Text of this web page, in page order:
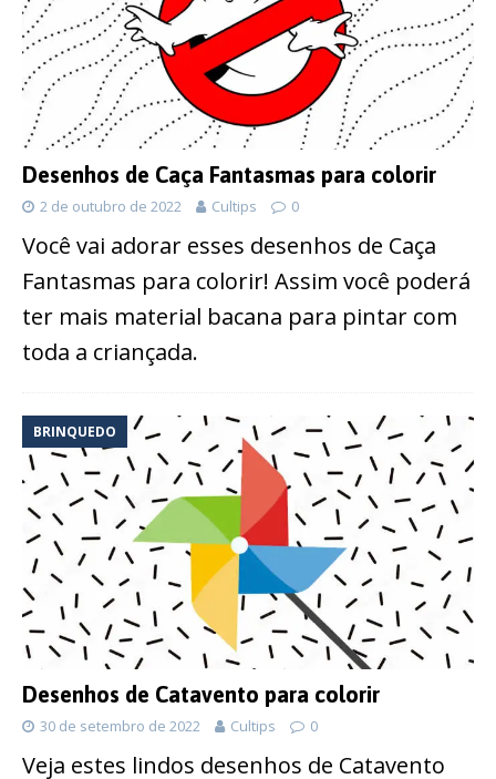
Desenhos de Caça Fantasmas para colorir
2 de outubro de 2022 Cultips 0
Você vai adorar esses desenhos de Caça
Fantasmas para colorir! Assim você poderá
ter mais material bacana para pintar com
toda a criançada.
BRINQUEDO
Desenhos de Catavento para colorir
30 de setembro de 2022 Cultips 0
Veja estes lindos desenhos de Catavento